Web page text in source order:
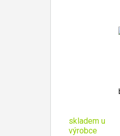
skladem u
výrobce